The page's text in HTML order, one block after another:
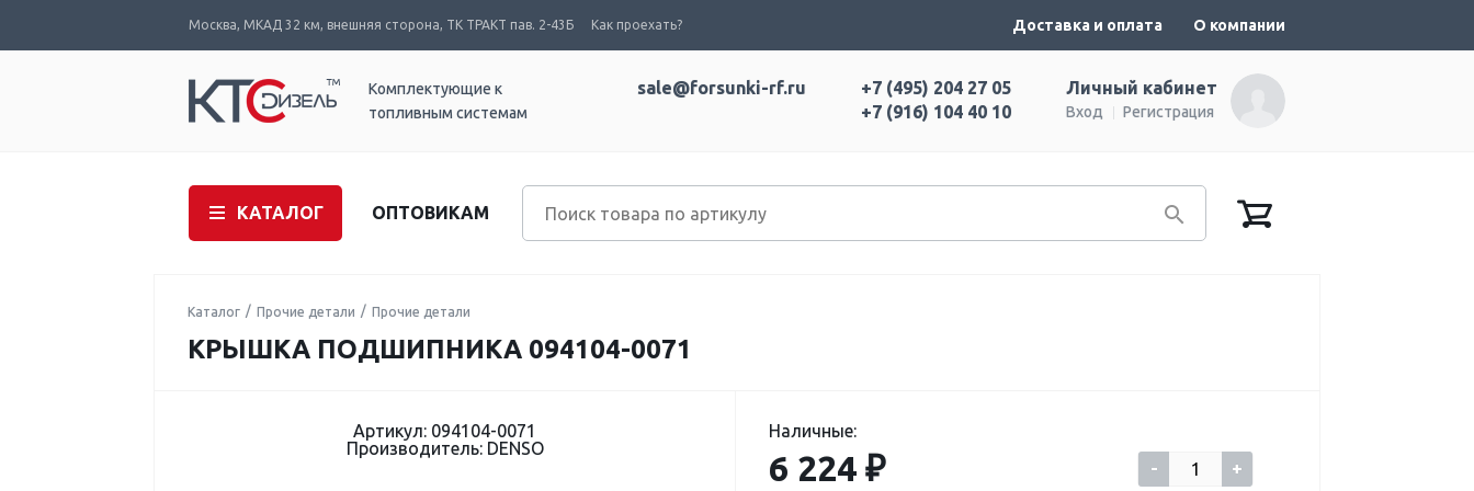
Москва, МКАД 32 км, внешняя сторона, ТК ТРАКТ пав. 2-43Б Как проехать? Доставка и оплата О компании
Комплектующие к
топливным системам
Личный кабинет
Вход Регистрация
+7 (495) 204 27 05
+7 (916) 104 40 10
sale@forsunki-rf.ru
КАТАЛОГ ОПТОВИКАМ
Каталог Прочие детали Прочие детали
КРЫШКА ПОДШИПНИКА 094104-0071
Артикул: 094104-0071
Производитель: DENSO
Наличные:
6 224 ₽ - +